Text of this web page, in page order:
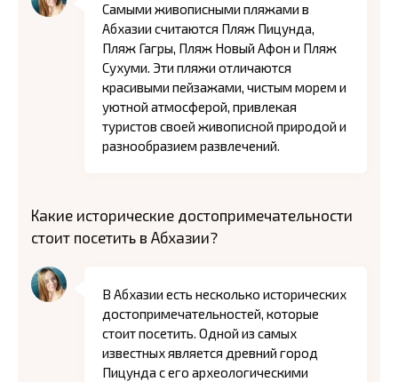
Самыми живописными пляжами в
Абхазии считаются Пляж Пицунда,
Пляж Гагры, Пляж Новый Афон и Пляж
Сухуми. Эти пляжи отличаются
красивыми пейзажами, чистым морем и
уютной атмосферой, привлекая
туристов своей живописной природой и
разнообразием развлечений.
Какие исторические достопримечательности
стоит посетить в Абхазии?
В Абхазии есть несколько исторических
достопримечательностей, которые
стоит посетить. Одной из самых
известных является древний город
Пицунда с его археологическими